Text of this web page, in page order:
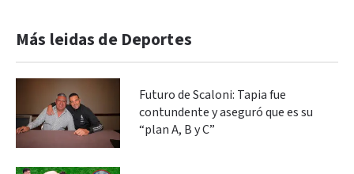
Más leidas de Deportes
Futuro de Scaloni: Tapia fue
contundente y aseguró que es su
“plan A, B y C”